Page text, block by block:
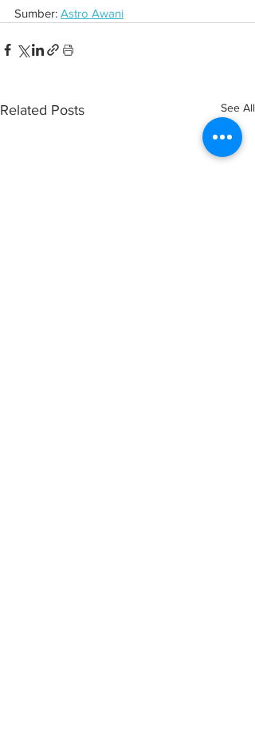
Sumber: Astro Awani
Related Posts See All